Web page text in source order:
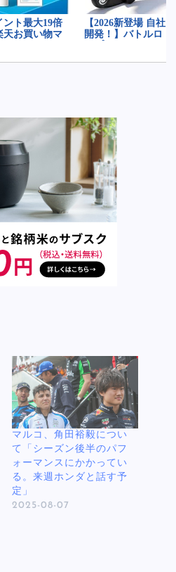
マルコ、角田裕毅につい
て「シーズン後半のパフ
ォーマンスにかかってい
る。来週ホンダと話す予
定」
2025-08-07